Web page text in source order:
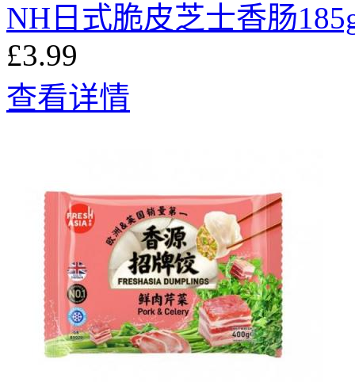
NH日式脆皮芝士香肠
£3.99
查看详情